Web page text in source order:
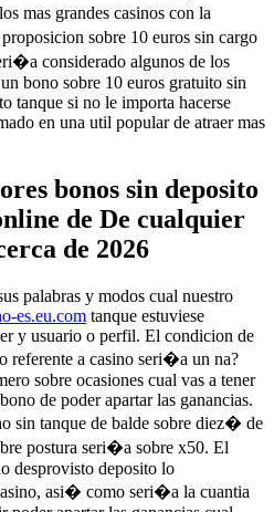
mas grandes casinos con la
sobre 10 euros sin cargo
considerado algunos de los
bono sobre 10 euros gratuito sin
tanque si no le importa hacerse
en una util popular de atraer mas
bonos sin deposito
de De cualquier
de 2026
palabras y modos cual nuestro
es.eu.com tanque estuviese
y usuario o perfil. El condicion de
referente a casino seri�a un na?
sobre ocasiones cual vas a tener
de poder apartar las ganancias.
sin tanque de balde sobre diez� de
postura seri�a sobre x50. El
desprovisto deposito lo
asi� como seri�a la cuantia